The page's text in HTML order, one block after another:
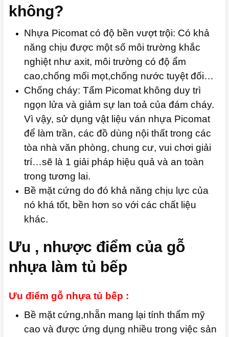
không?
Nhựa Picomat có độ bền vượt trội: Có khả
năng chịu được một số môi trường khắc
nghiệt như axit, môi trường có độ ẩm
cao,chống mối mọt,chống nước tuyệt đối…
Chống cháy: Tấm Picomat không duy trì
ngọn lửa và giảm sự lan toả của đám cháy.
Vì vậy, sử dụng vật liệu ván nhựa Picomat
để làm trần, các đồ dùng nội thất trong các
tòa nhà văn phòng, chung cư, vui chơi giải
trí…sẽ là 1 giải pháp hiệu quả và an toàn
trong tương lai.
Bề mặt cứng do đó khả năng chịu lực của
nó khá tốt, bền hơn so với các chất liệu
khác.
Ưu , nhược điểm của gỗ
nhựa làm tủ bếp
Ưu điểm gỗ nhựa tủ bếp :
Bề mặt cứng,nhẵn mang lại tính thẩm mỹ
cao và được ứng dụng nhiều trong việc sản